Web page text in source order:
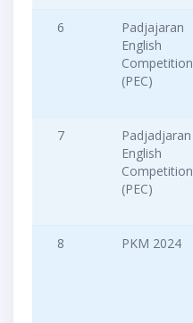
6
Padjajaran
English
Competition
(PEC)
7
Padjadjaran
English
Competition
(PEC)
8 PKM 2024